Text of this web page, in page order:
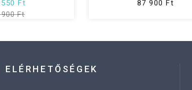
Ft
Ft
87 900 Ft
ELÉRHETŐSÉGEK